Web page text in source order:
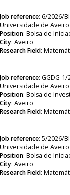
Job reference: 6/2026/
Universidade de
Position: Bolsa de
City: Aveiro
Research Field:
Job reference: GGDG-
Universidade de
Position: Bolsa de
City: Aveiro
Research Field:
Job reference: 5/2026/
Universidade de
Position: Bolsa de
City: Aveiro
Research Field: